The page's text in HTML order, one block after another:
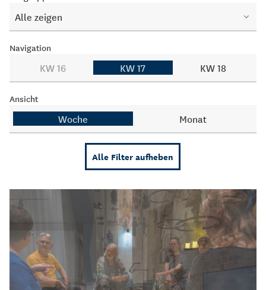
Alle zeigen
Navigation
KW 16 KW 17 KW 18
Ansicht
Woche Monat
Alle Filter aufheben